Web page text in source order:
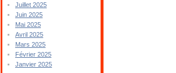
Juillet 2025
Juin 2025
Mai 2025
Avril 2025
Mars 2025
Février 2025
Janvier 2025